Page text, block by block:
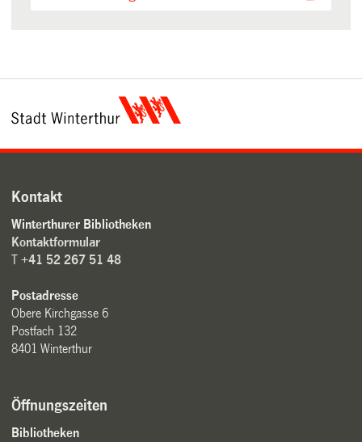
Kontakt
Winterthurer Bibliotheken
Kontaktformular
T+41 52 267 51 48
Postadresse
Obere Kirchgasse 6
Postfach 132
8401 Winterthur
Öffnungszeiten
Bibliotheken